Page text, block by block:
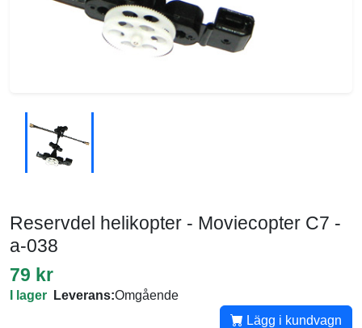
Reservdel helikopter - Moviecopter C7 -
a-038
79 kr
I lager Leverans:Omgående
Lägg i kundvagn